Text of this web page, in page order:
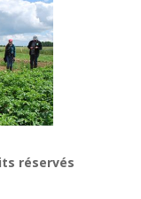
réservés